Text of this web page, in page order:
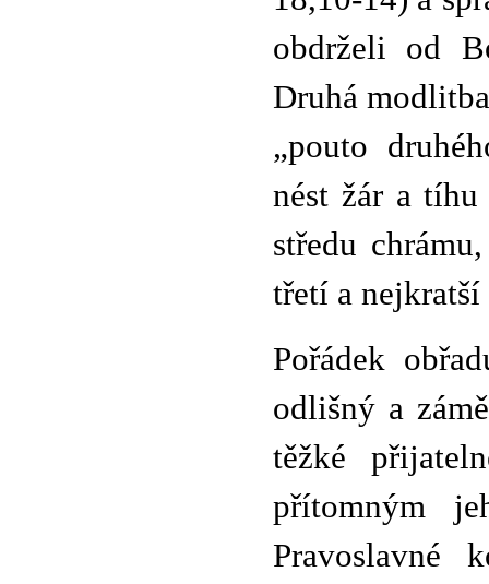
obdrželi od
Druhá
„pouto
nést žár a
středu
třetí a
Pořádek
odlišný a
těžké
přítomným
Pravoslavné